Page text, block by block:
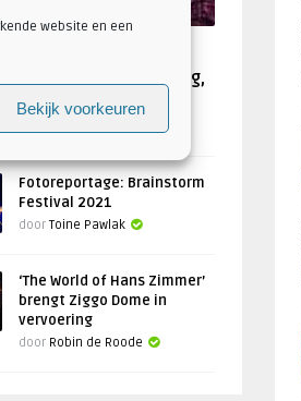
website en een
Bekijk voorkeuren
en Xandria in De Helling,
door
Fotoreportage: Brainstorm
Festival 2021
door Toine Pawlak
‘The World of Hans Zimmer’
brengt Ziggo Dome in
vervoering
door Robin de Roode